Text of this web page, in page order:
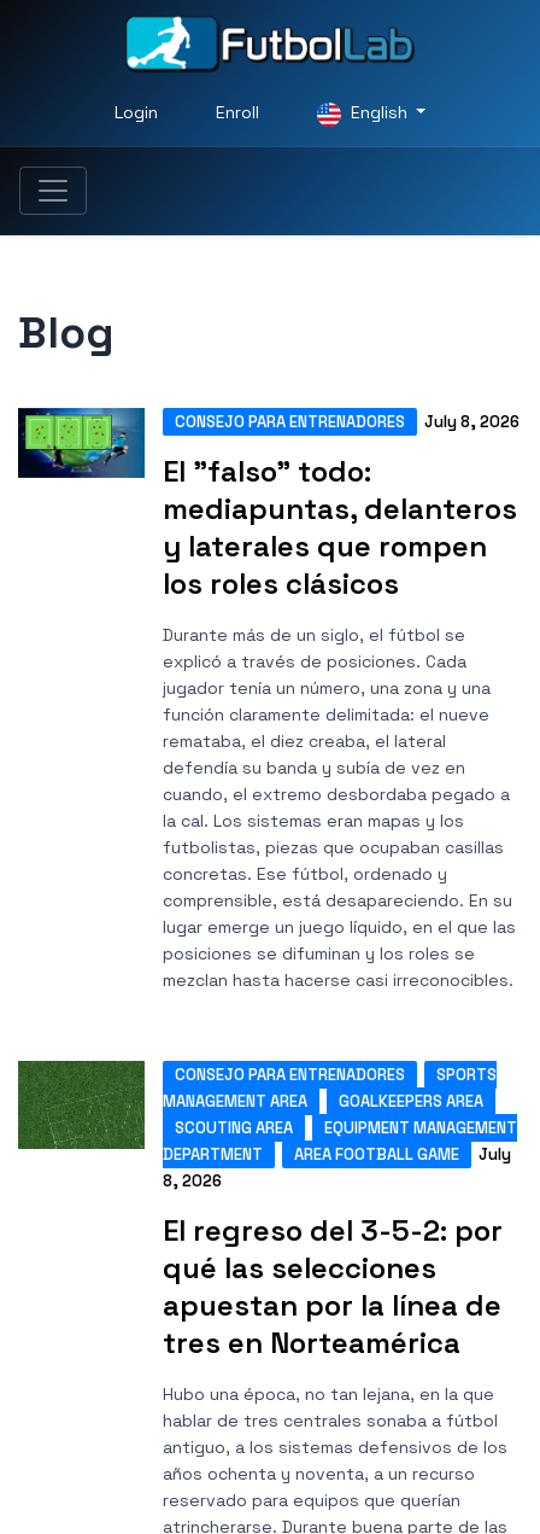
Login Enroll English
Blog
CONSEJO PARA ENTRENADORES July 8, 2026
El "falso" todo:
mediapuntas, delanteros
y laterales que rompen
los roles clásicos
Durante más de un siglo, el fútbol se
explicó a través de posiciones. Cada
jugador tenía un número, una zona y una
función claramente delimitada: el nueve
remataba, el diez creaba, el lateral
defendía su banda y subía de vez en
cuando, el extremo desbordaba pegado a
la cal. Los sistemas eran mapas y los
futbolistas, piezas que ocupaban casillas
concretas. Ese fútbol, ordenado y
comprensible, está desapareciendo. En su
lugar emerge un juego líquido, en el que las
posiciones se difuminan y los roles se
mezclan hasta hacerse casi irreconocibles.
CONSEJO PARA ENTRENADORES
SPORTS
MANAGEMENT AREA
GOALKEEPERS AREA
SCOUTING AREA
EQUIPMENT MANAGEMENT
DEPARTMENT
AREA FOOTBALL GAME
July
8, 2026
El regreso del 3-5-2: por
qué las selecciones
apuestan por la línea de
tres en Norteamérica
Hubo una época, no tan lejana, en la que
hablar de tres centrales sonaba a fútbol
antiguo, a los sistemas defensivos de los
años ochenta y noventa, a un recurso
reservado para equipos que querían
atrincherarse. Durante buena parte de las